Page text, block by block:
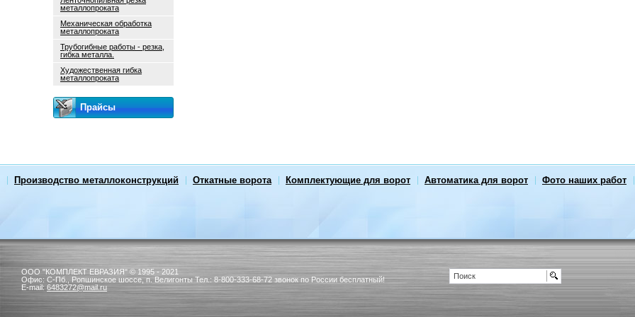
металлопроката
Механическая обработка
металлопроката
Трубогибные работы - резка,
гибка металла.
Художественная гибка
металлопроката
Прайсы
Производство металлоконструкций Откатные ворота Комплектующие для ворот Автоматика для ворот Фото наших работ
ООО "КОМПЛЕКТ ЕВРАЗИЯ" © 1995 - 2021
Офис: С-Пб., Ропшинское шоссе, п. Велигонты Тел.: 8-800-333-68-72 звонок по России бесплатный!
E-mail: 6483272@mail.ru